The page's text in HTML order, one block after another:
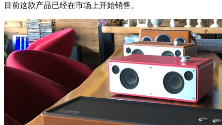
目前这款产品已经在市场上开始销售。